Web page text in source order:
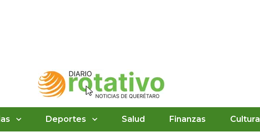
Deportes Salud Finanzas Cultura